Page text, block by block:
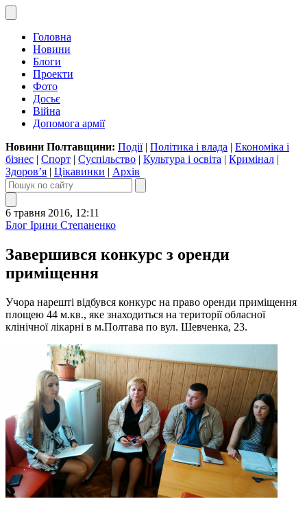
Головна
Новини
Блоги
Проекти
Фото
Досьє
Війна
Допомога армії
Новини Полтавщини: Події| Політика і влада | Економіка і
бізнес | Спорт | Суспільство | Культура і освіта | Кримінал |
Здоров’я | Цікавинки | Архів
6 травня 2016, 12:11
Блог Ірини Степаненко
Завершився конкурс з оренди
приміщення
Учора нарешті відбувся конкурс на право оренди приміщення
площею 44 м.кв., яке знаходиться на території обласної
клінічної лікарні в м.Полтава по вул. Шевченка, 23.